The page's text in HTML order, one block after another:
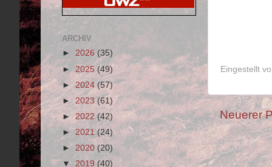
Eingestellt
Neuerer
ARCHIV
► 2026 (35)
► 2025(49)
►2024(57)
► 2023 (61)
► 2022(42)
►2021(24)
► 2020 (20)
▼ 2019 (40)